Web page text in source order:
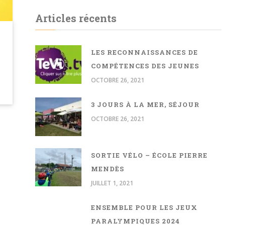
Articles récents
LES RECONNAISSANCES DE
COMPÉTENCES DES JEUNES
OCTOBRE 26, 2021
3 JOURS À LA MER, SÉJOUR
OCTOBRE 26, 2021
SORTIE VÉLO – ÉCOLE PIERRE
MENDÈS
JUILLET 1, 2021
ENSEMBLE POUR LES JEUX
PARALYMPIQUES 2024